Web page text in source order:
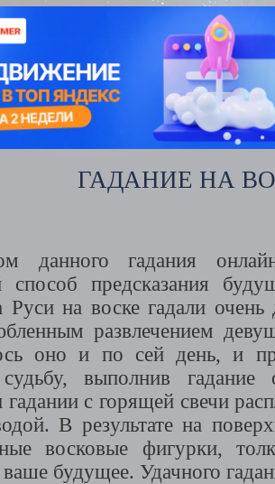
ГАДАНИЕ НА
данного гадания
способ предсказания
Руси на воске гадали очень
развлечением
оно и по сей день, и
судьбу, выполнив
с горящей свечи
В результате на
восковые фигурки,
будущее. Удачного